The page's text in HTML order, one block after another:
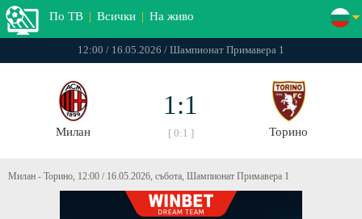
По ТВ | Всички | На живо
12:00 / 16.05.2026 / Шампионат Примавера 1
Милан
1:1
[ 0:1 ] Торино
Милан - Торино, 12:00 / 16.05.2026, събота, Шампионат Примавера 1